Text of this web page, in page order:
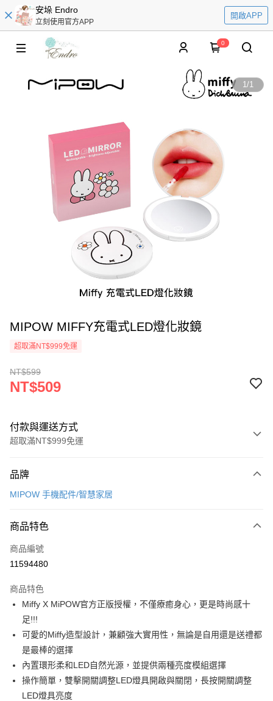
安垛 Endro
立刻使用官方APP
開啟APP
0
1/1
MIPOW MIFFY充電式LED燈化妝鏡
超取滿NT$999免運
NT$599
NT$509
付款與運送方式
超取滿NT$999免運
信用卡一次付款
3 期 0 利率 每期
合作金庫商業銀行
上海商業儲蓄銀行
臺灣中小企業銀行
匯豐（台灣）商業銀行
華泰商業銀行
聯邦商業銀行
元大商業銀行
永豐商業銀行
玉山商業銀行
台灣樂天信用卡公司
超商取貨付款
LINE Pay
Apple Pay
悠遊付
Google Pay
ATM付款
運送方式
品牌
MIPOW 手機配件/智慧家居
商品特色
商品編號
11594480
商品特色
Miffy X MiPOW官方正版授權，不僅療癒身心，更是時尚感十
足!!!
可愛的Miffy造型設計，兼顧強大實用性，無論是自用還是送禮都
是最棒的選擇
內置環形柔和LED自然光源，並提供兩種亮度模組選擇
操作簡單，雙擊開關調整LED燈具開啟與關閉，長按開關調整
LED燈具亮度